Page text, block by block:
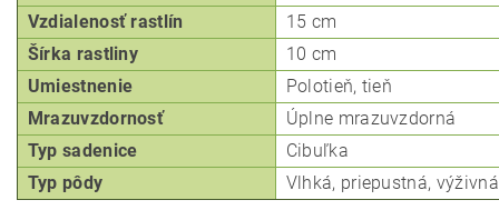
Vzdialenosť rastlín
15 cm
Šírka rastliny
10 cm
Umiestnenie
Polotieň, tieň
Mrazuvzdornosť
Úplne mrazuvzdorná
Typ sadenice
Cibuľka
Typ pôdy
Vlhká, priepustná, výživná